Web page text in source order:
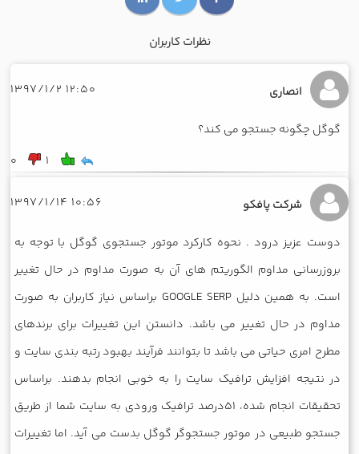
نظرات کاربران
انصاری 12:50 1397/1/2
گوگل چگونه جستجو می کند؟
1
0
شرکت پافکو 10:56 1397/1/14
دوست عزیز درود . نحوه کارکرد موتور جستجوی گوگل با توجه به
بروزرسانی مداوم الگوریتم های آن به صورت مداوم در حال تغییر
است. به همین دلیل GOOGLE SERP براساس نیاز کاربران به صورت
مداوم در حال تغییر می باشد. دانستن این تغییرات برای برندهای
مطرح امری حیاتی می باشد تا بتوانند فرآیند بهبود رتبه بندی سایت و
در نتیجه افزایش ترافیک سایت را به خوبی انجام بدهند. براساس
تحقیقات انجام شده، 51درصد ترافیک ورودی به سایت شما از طریق
جستجو طبیعی در موتور جستجوگر گوگل بدست می آید. اما تغییرات